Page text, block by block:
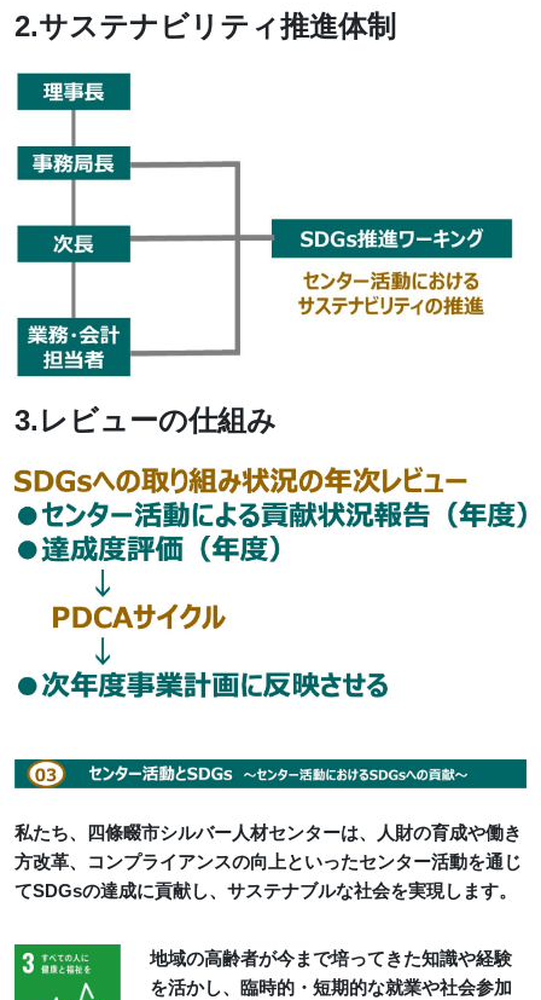
2.サステナビリティ推進体制
3.レビューの仕組み
私たち、四條畷市シルバー人材センターは、人財の育成や働き
方改革、コンプライアンスの向上といったセンター活動を通じ
てSDGsの達成に貢献し、サステナブルな社会を実現します。
地域の高齢者が今まで培ってきた知識や経験
を活かし、臨時的・短期的な就業や社会参加